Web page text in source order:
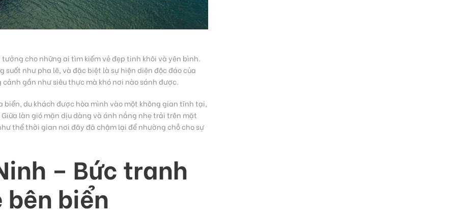
cho những ai tìm kiếm vẻ đẹp tinh khôi và yên bình.
như pha lê, và đặc biệt là sự hiện diện độc đáo của
gần như siêu thực mà khó nơi nào sánh được.
du khách được hòa mình vào một không gian tĩnh tại,
làn gió mặn dịu dàng và ánh nắng nhẹ trải trên mặt
thể thời gian nơi đây đã chậm lại để nhường chỗ cho sự
– Bức tranh
biển